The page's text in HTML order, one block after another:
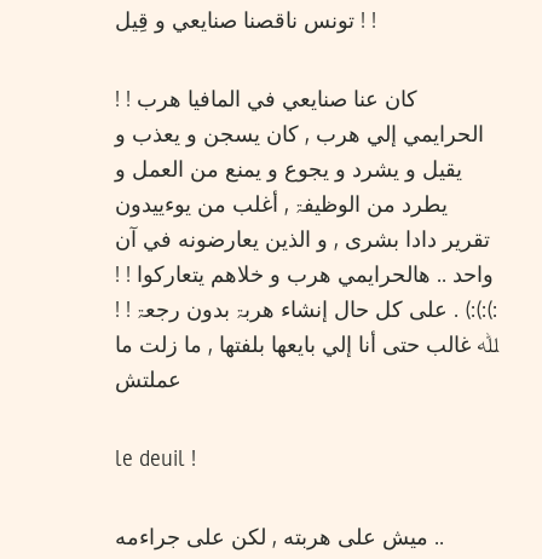
تونس ناقصنا صنايعي و قِيل ! !
كان عنا صنايعي في المافيا هرب ! !
الحرايمي إلي هرب , كان يسجن و يعذب و
يقيل و يشرد و يجوع و يمنع من العمل و
يطرد من الوظيفۃ , أغلب من يوءييدون
تقرير دادا بشری , و الذين يعارضونه في آن
واحد .. هالحرايمي هرب و خلاهم يتعاركوا ! !
:):):) . علی كل حال إنشاء هربۃ بدون رجعۃ ! !
ﷲ غالب حتی أنا إلي بايعها بلفتها , ما زلت ما
عملتش
le deuil !
ميش علی هربته , لكن علی جراءمه ..